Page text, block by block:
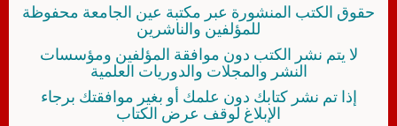
حقوق الكتب المنشورة عبر مكتبة عين الجامعة محفوظة
للمؤلفين والناشرين
لا يتم نشر الكتب دون موافقة المؤلفين ومؤسسات
النشر والمجلات والدوريات العلمية
إذا تم نشر كتابك دون علمك أو بغير موافقتك برجاء
الإبلاغ لوقف عرض الكتاب